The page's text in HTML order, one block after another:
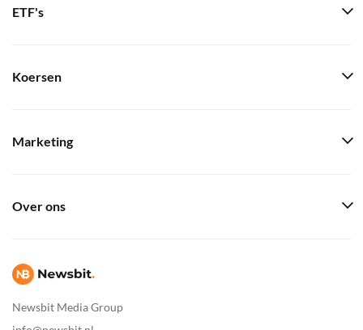
Newsbit Media Group
ETF's
Koersen
Marketing
Over ons